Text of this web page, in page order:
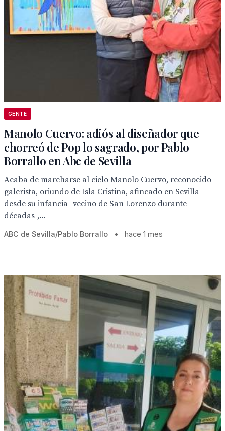
GENTE
Manolo Cuervo: adiós al diseñador que
chorreó de Pop lo sagrado, por Pablo
Borrallo en Abc de Sevilla
Acaba de marcharse al cielo Manolo Cuervo, reconocido
galerista, oriundo de Isla Cristina, afincado en Sevilla
desde su infancia -vecino de San Lorenzo durante
décadas-,...
ABC de Sevilla/Pablo Borrallo • hace 1 mes